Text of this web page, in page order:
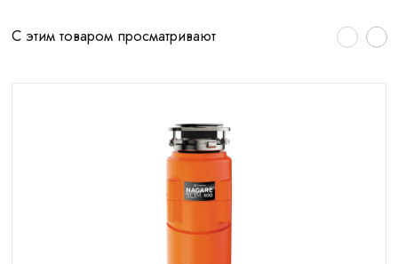
С этим товаром просматривают